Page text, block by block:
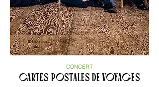
CONCERT
CARTES POSTALES DE VOYAGES